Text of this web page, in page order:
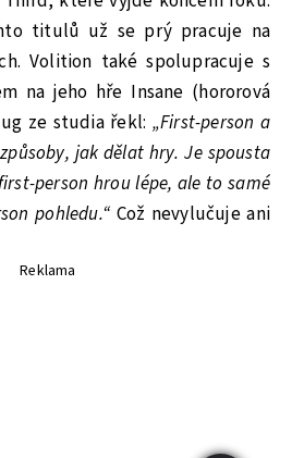
titulů už se prý pracuje na
Volition také spolupracuje s
na jeho hře Insane (hororová
ze studia řekl: „First-person a
jak dělat hry. Je spousta
person hrou lépe, ale to samé
pohledu.“ Což nevylučuje ani
Reklama